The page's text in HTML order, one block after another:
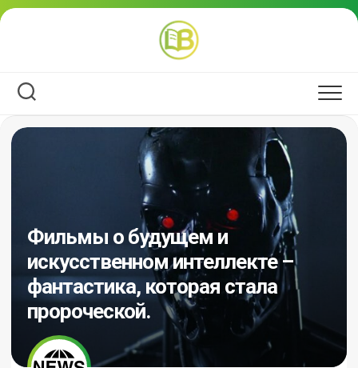
Перейти
Фильмы о будущем и
искусственном интеллекте –
фантастика, которая стала
пророческой.